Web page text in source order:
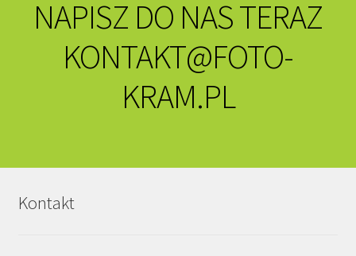
NAPISZ DO NAS TERAZ
KONTAKT@FOTO-
KRAM.PL
Kontakt